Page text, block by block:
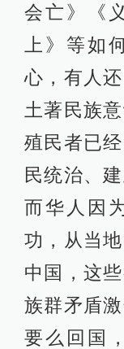
会亡》《
上》等如
心，有人
土著民族
殖民者已
民统治、
而华人因
功，从当
中国，这
族群矛盾
要么回国